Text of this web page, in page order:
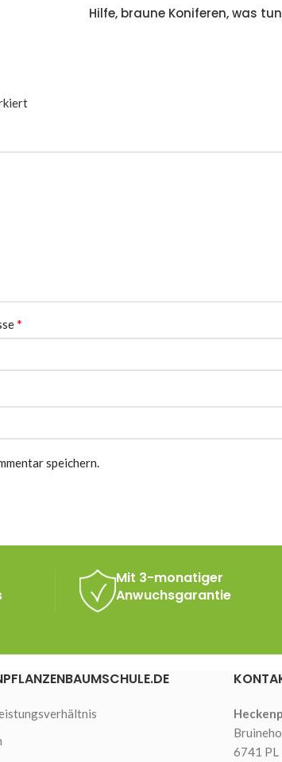
Hilfe, braune Koniferen, was
*
speichern.
Mit 3-monatiger
Anwuchsgarantie
6741 PL